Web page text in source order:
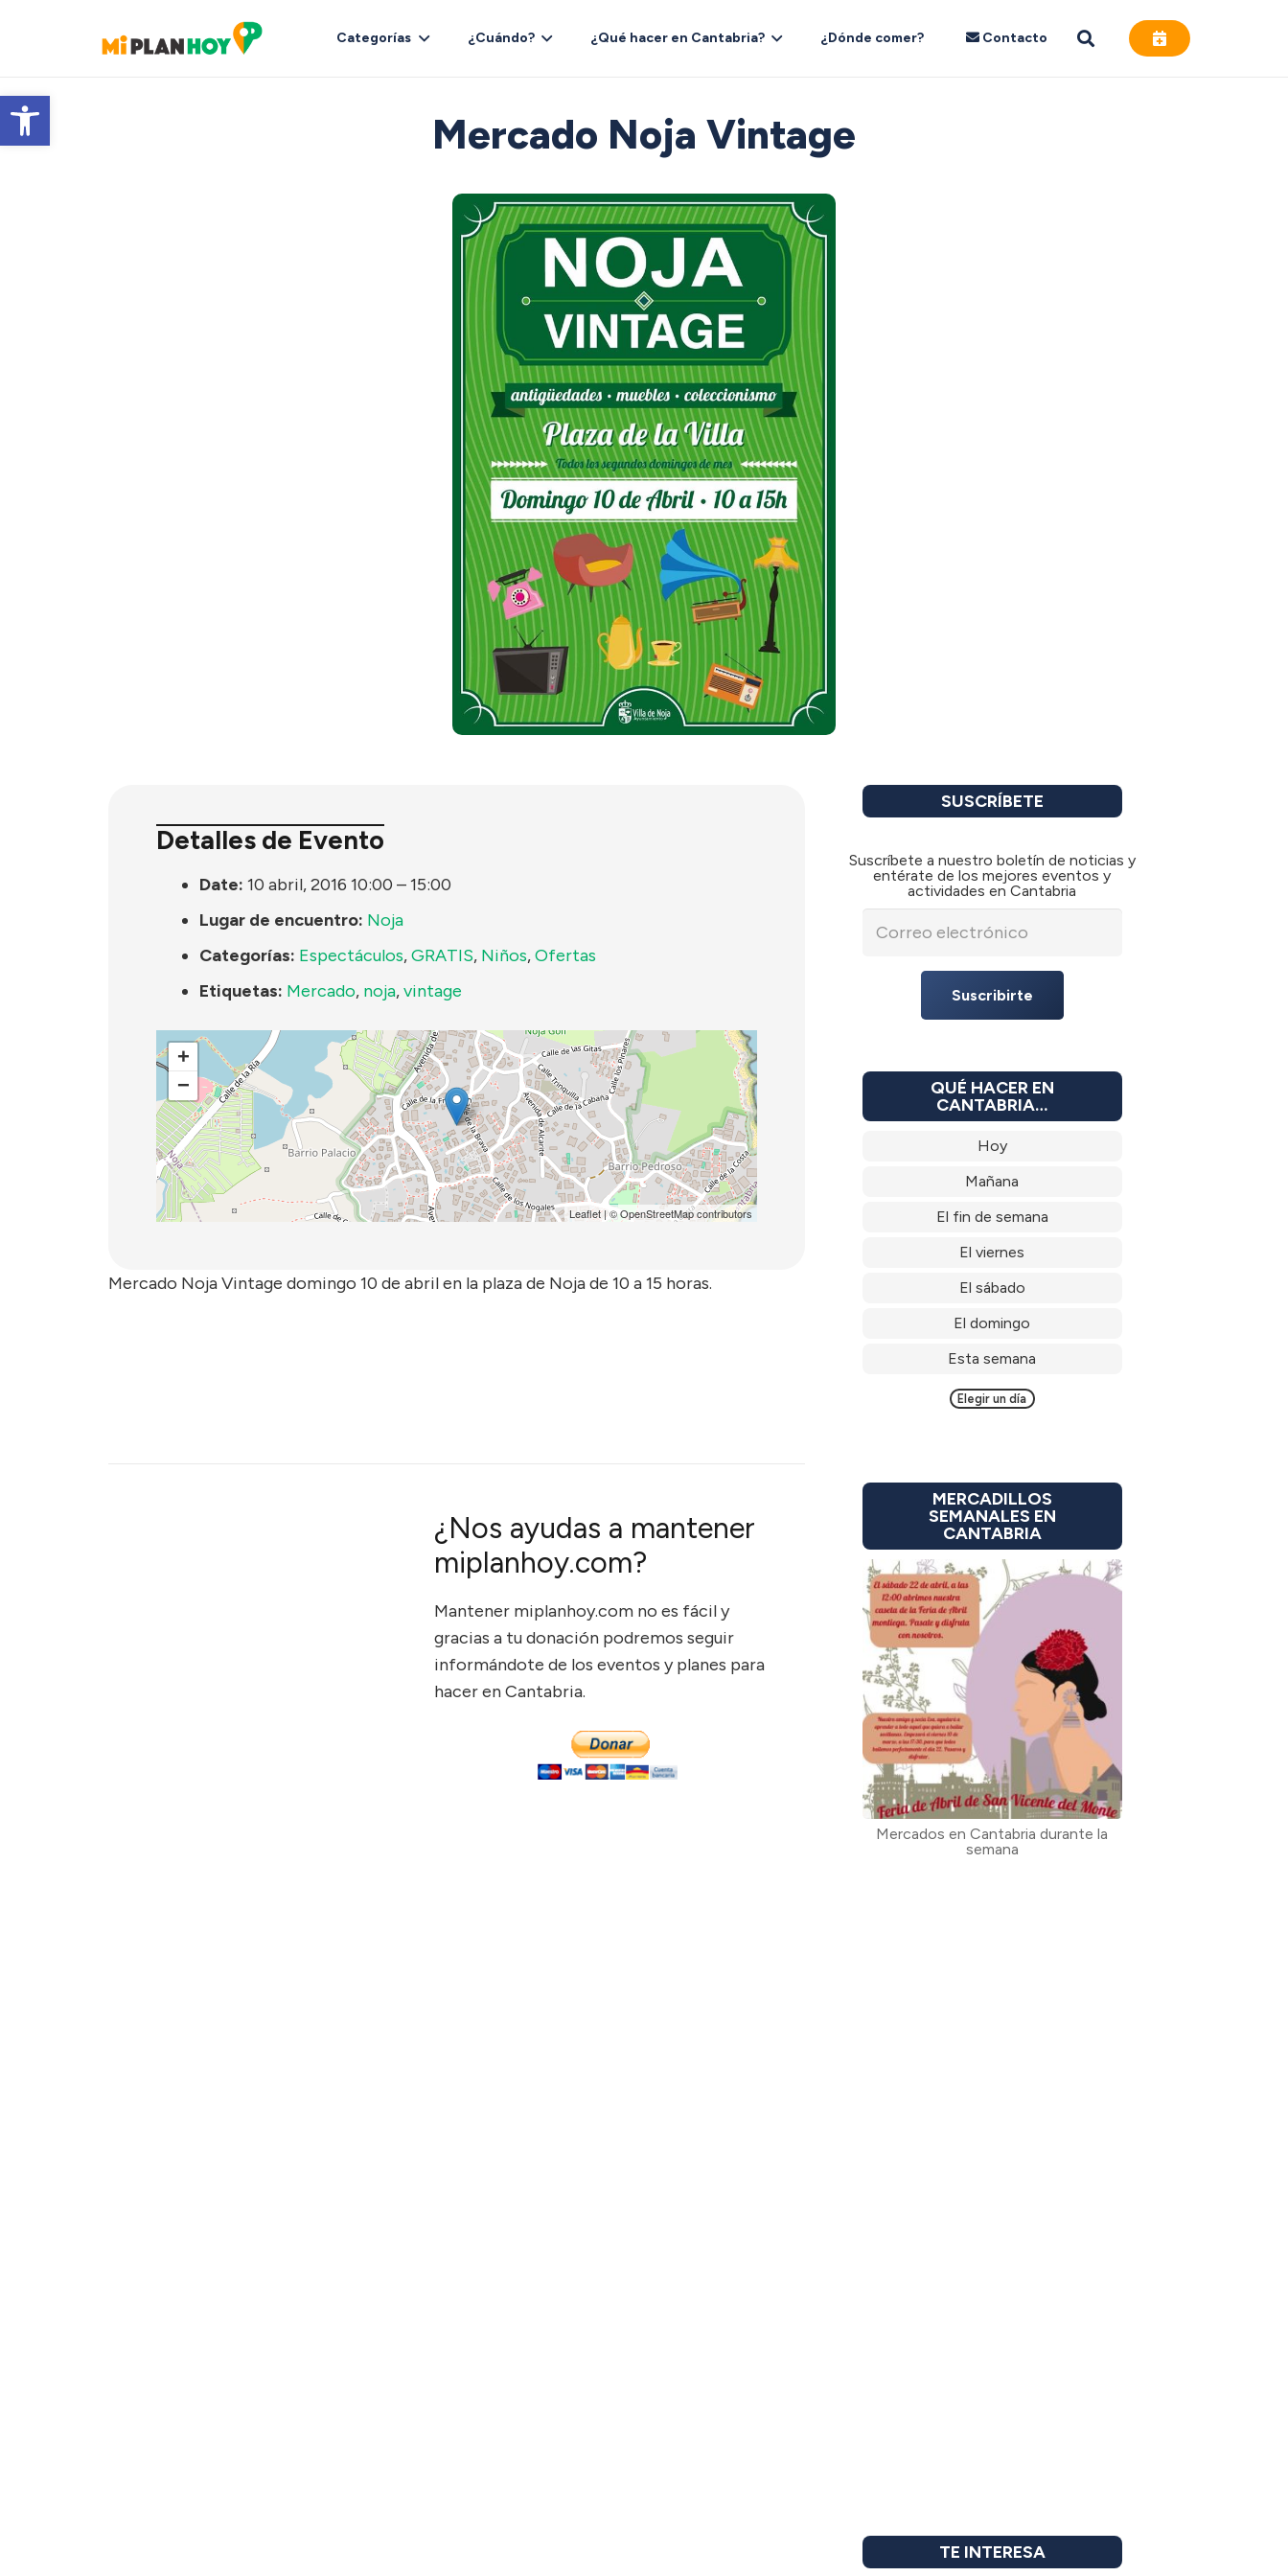
Abrir barra de herramientas
Categorías ¿Cuándo? ¿Qué hacer en Cantabria? ¿Dónde comer? Contacto
Mercado Noja Vintage
Detalles de Evento
Date: 10 abril, 2016 10:00 –15:00
Lugar de encuentro: Noja
Categorías: Espectáculos,GRATIS, Niños,Ofertas
Etiquetas: Mercado, noja,vintage
+
−
Leaflet| ©OpenStreetMapcontributors
Mercado Noja Vintage domingo 10 de abril en la plaza de Noja de 10 a 15 horas.
¿Nos ayudas a mantener
miplanhoy.com?
Mantener miplanhoy.com no es fácil y
gracias a tu donación podremos seguir
informándote de los eventos y planes para
hacer en Cantabria.
SUSCRÍBETE
Suscríbete a nuestro boletín de noticias y
entérate de los mejores eventos y
actividades en Cantabria
Suscribirte
QUÉ HACER EN
CANTABRIA…
Hoy
Mañana
El fin de semana
El viernes
El sábado
El domingo
Esta semana
Elegir un día
MERCADILLOS
SEMANALES EN
CANTABRIA
Mercados en Cantabria durante la
semana
TE INTERESA